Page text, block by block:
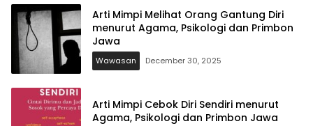
Arti Mimpi Melihat Orang Gantung Diri
menurut Agama, Psikologi dan Primbon
Jawa
Wawasan December 30, 2025
Arti Mimpi Cebok Diri Sendiri menurut
Agama, Psikologi dan Primbon Jawa